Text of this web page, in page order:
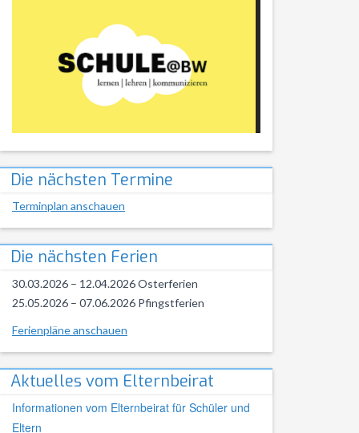
Die nächsten Termine
Terminplan anschauen
Die nächsten Ferien
30.03.2026 – 12.04.2026 Osterferien
25.05.2026 – 07.06.2026 Pfingstferien
Ferienpläne anschauen
Aktuelles vom Elternbeirat
Informationen vom Elternbeirat für Schüler und
Eltern